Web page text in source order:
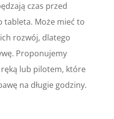
czas przed
tableta. Może mieć to
rozwój, dlatego
Proponujemy
lub pilotem, które
na długie godziny.